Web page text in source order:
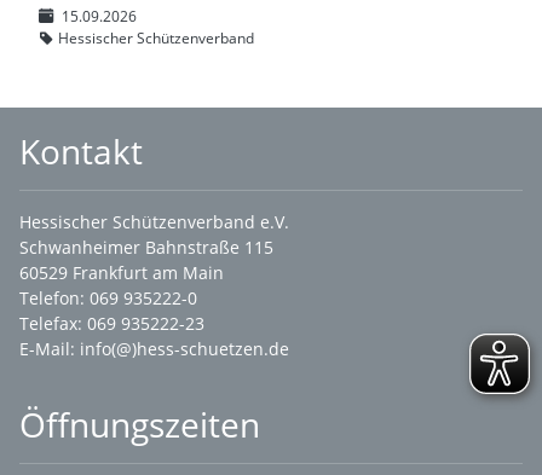
15.09.2026
Hessischer Schützenverband
Kontakt
Hessischer Schützenverband e.V.
Schwanheimer Bahnstraße 115
60529 Frankfurt am Main
Telefon: 069 935222-0
Telefax: 069 935222-23
E-Mail: info(@)hess-schuetzen.de
Öffnungszeiten